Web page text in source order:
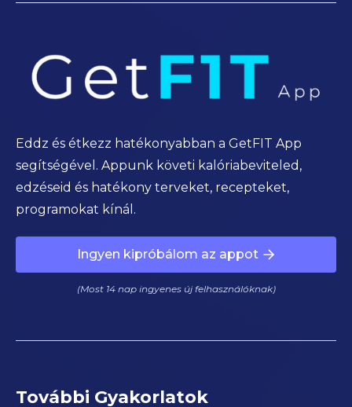
Eddz és étkezz hatékonyabban a GetFIT App
segítségével. Appunk követi kalóriabeviteled,
edzéseid és hatékony terveket, recepteket,
programokat kínál.
Ingyen kipróbálom az appot
(Most 14 nap ingyenes új felhasználóknak)
További Gyakorlatok